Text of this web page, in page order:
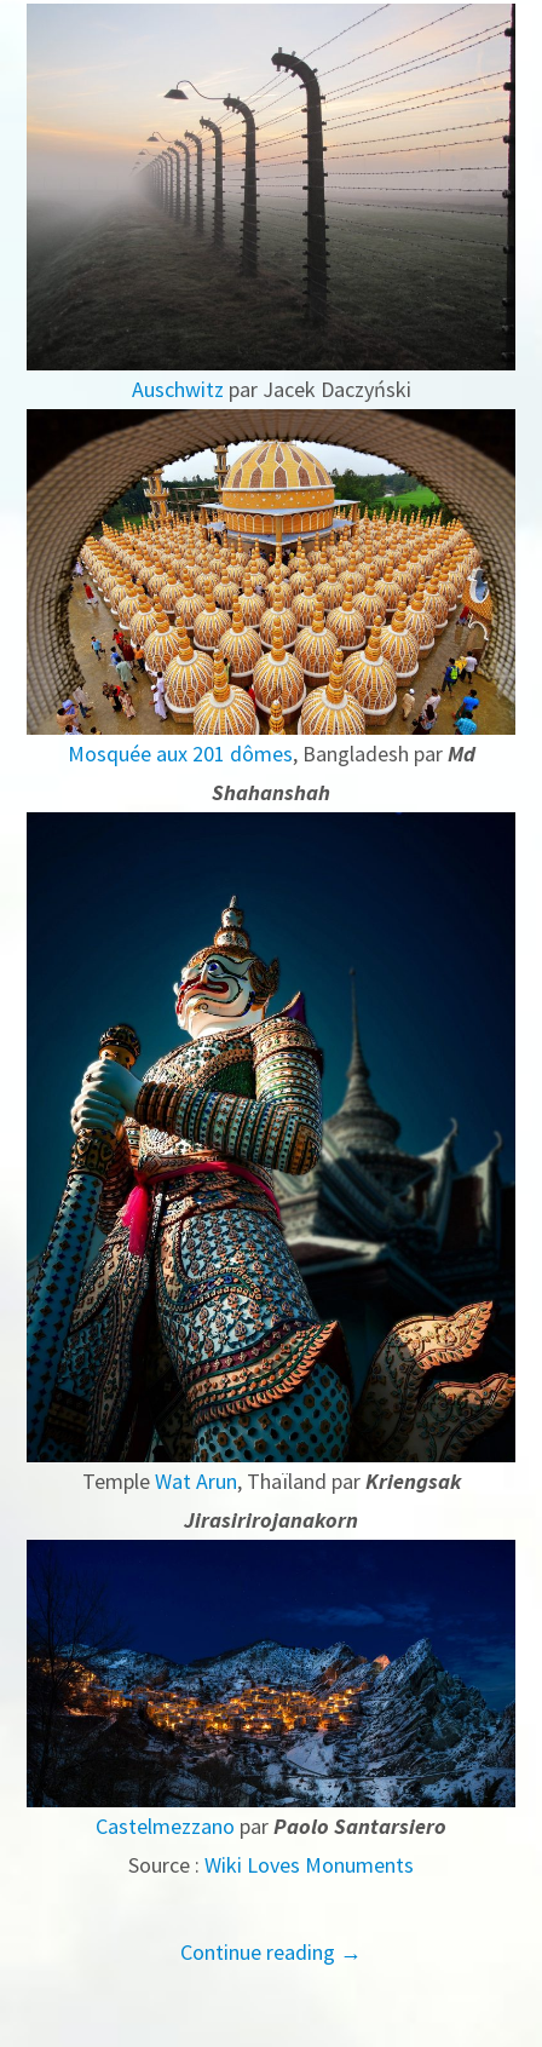
Auschwitz par Jacek Daczyński
Mosquée aux 201 dômes, Bangladesh parMd
Shahanshah
TempleWat Arun, Thaïland parKriengsak
Jirasirirojanakorn
Castelmezzano parPaolo Santarsiero
Source : Wiki Loves Monuments
Continue reading →